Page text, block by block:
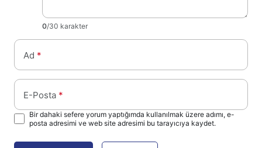
0/30 karakter
Ad *
E-Posta *
Bir dahaki sefere yorum yaptığımda kullanılmak üzere adımı, e-
posta adresimi ve web site adresimi bu tarayıcıya kaydet.